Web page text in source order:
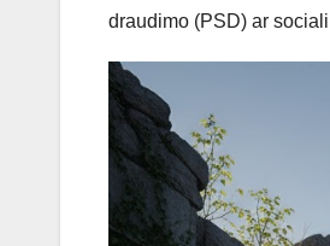
draudimo (PSD) ar